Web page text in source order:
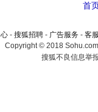
首
- 搜狐招聘 - 广告服务 - 客
Copyright © 2018
搜狐不良信息举